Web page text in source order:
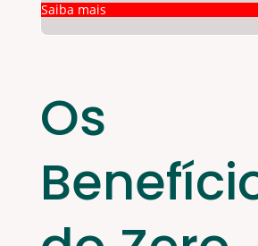
Saiba mais
Os